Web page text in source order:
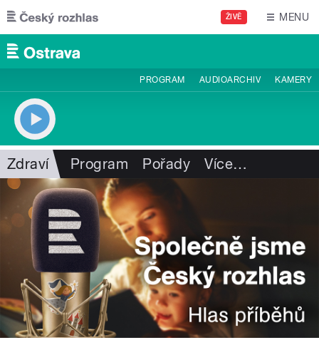
Přejít k hlavnímu obsahu
ŽIVĚ MENU
PROGRAM AUDIOARCHIV KAMERY
Zdraví Program Pořady Více…